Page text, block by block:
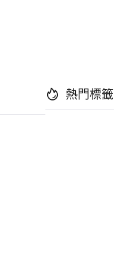
熱門標籤